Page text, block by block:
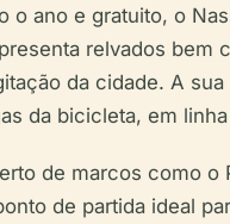
o ano e gratuito, o
relvados
da cidade. A
da bicicleta, em
de marcos como
de partida ideal